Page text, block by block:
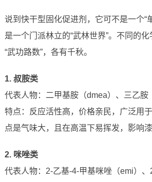
说到快干型固化促进剂，它可不是一个“
是一个门派林立的“武林世界”。不同的
“武功路数”，各有千秋。
1. 叔胺类
代表人物：二甲基胺（dmea）、三乙胺
特点：反应活性高，价格亲民，广泛用
点是气味大，且在高温下易挥发，影响漆
2. 咪唑类
代表人物：2-乙基-4-甲基咪唑（emi）